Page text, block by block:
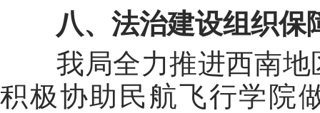
八、法治建设组织保
我局全力推进西南
积极协助 民航飞行学院